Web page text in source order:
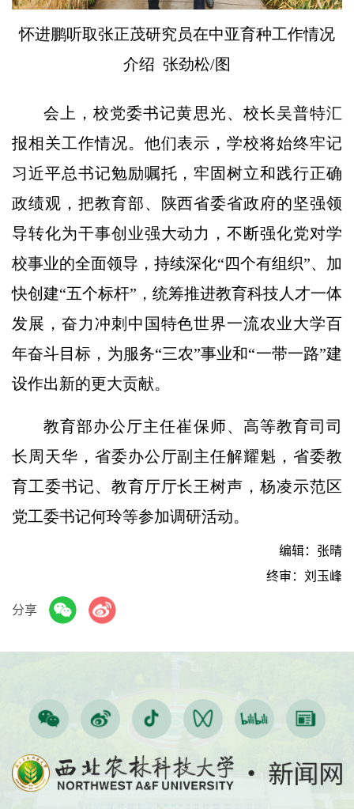
怀进鹏听取张正茂研究员在中亚育种工作情况
介绍 张劲松/图
会上，校党委书记黄思光、校长吴普特汇
报相关工作情况。他们表示，学校将始终牢记
习近平总书记勉励嘱托，牢固树立和践行正确
政绩观，把教育部、陕西省委省政府的坚强领
导转化为干事创业强大动力，不断强化党对学
校事业的全面领导，持续深化“四个有组织”、加
快创建“五个标杆”，统筹推进教育科技人才一体
发展，奋力冲刺中国特色世界一流农业大学百
年奋斗目标，为服务“三农”事业和“一带一路”建
设作出新的更大贡献。
教育部办公厅主任崔保师、高等教育司司
长周天华，省委办公厅副主任解耀魁，省委教
育工委书记、教育厅厅长王树声，杨凌示范区
党工委书记何玲等参加调研活动。
编辑：张晴
终审：刘玉峰
分享